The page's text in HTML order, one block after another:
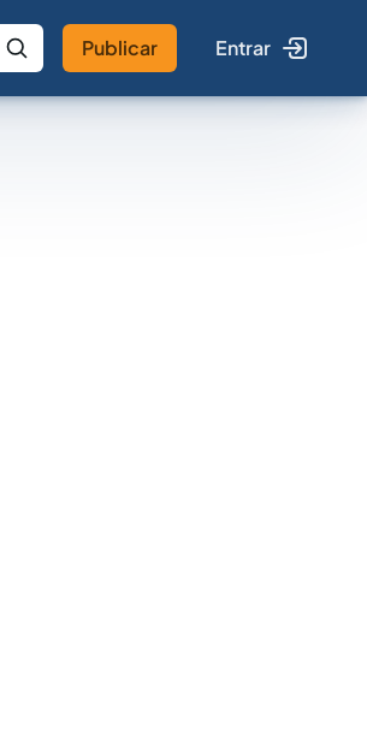
Publicar Entrar